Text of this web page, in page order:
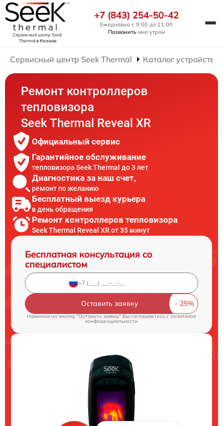
Сервисный центр Seek
Thermalв Казани
+7 (843) 254-50-42
Ежедневно с 9:00 до 21:00
Позвонить мне утром
Сервисный центр Seek Thermal Каталог устройств
Ремонт контроллеров
тепловизора
Seek Thermal Reveal XR
Официальный сервис
Гарантийное обслуживание
тепловизора Seek Thermal до 3 лет
Диагностика за наш счет,
ремонт по желанию
Бесплатный выезд курьера
в день обращения
Ремонт контроллеров тепловизора
Seek Thermal Reveal XR от 35 минут
Бесплатная консультация со
специалистом
Оставить заявку
Нажимая на кнопку "Оставить заявку" Вы соглашаетесь cполитикой
конфиденциальности